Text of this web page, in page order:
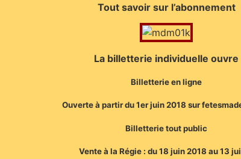
Tout savoir sur l’abonnement
La billetterie individuelle ouvre
Billetterie en ligne
Ouverte à partir du 1er juin 2018 sur
Billetterie tout public
Vente à la Régie : du 18 juin 2018 au 13